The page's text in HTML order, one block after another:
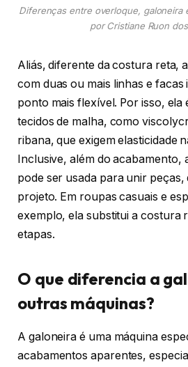
Diferenças entre overloque, galoneira
por Cristiane Ruon
Aliás, diferente da costura reta,
com duas ou mais linhas e
ponto mais flexível. Por isso, ela
tecidos de malha, como
ribana, que exigem elasticidade
Inclusive, além do acabamento,
pode ser usada para unir peças,
projeto. Em roupas casuais e
exemplo, ela substitui a costura
etapas.
O que diferencia a
outras máquinas?
A galoneira é uma máquina
acabamentos aparentes,